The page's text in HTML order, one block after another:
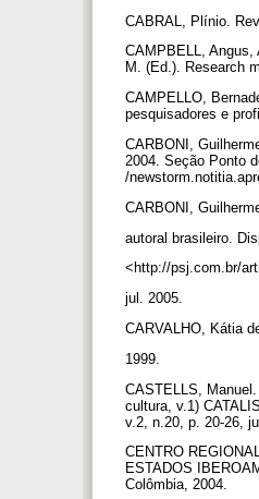
CABRAL, Plínio.
CAMPBELL,
M. (Ed.). Research
CAMPELLO,
pesquisadores e
CARBONI,
2004. Seção Ponto
/
CARBONI,
autoral brasileiro.
<http://psj.com.br/
jul. 2005.
CARVALHO, Kátia
1999.
CASTELLS,
cultura, v.1)
v.2, n.20, p. 20-26,
CENTRO
ESTADOS
Colômbia, 2004.